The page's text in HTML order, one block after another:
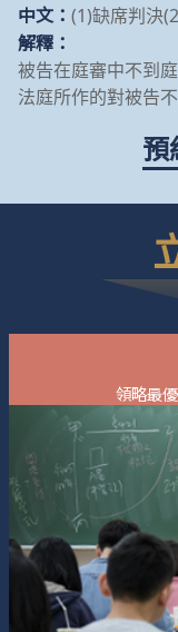
中文： (1)缺席判決
解釋：
被告在庭審中不到
法庭所作的對被告
預
領略最